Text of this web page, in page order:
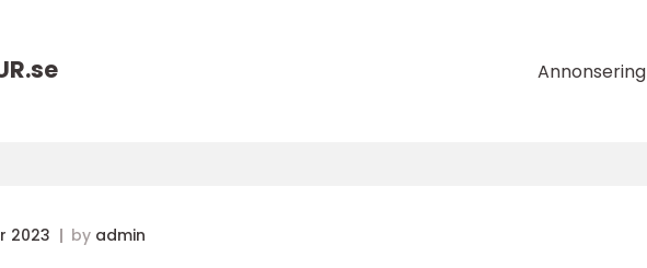
se Annonsering
2023 by admin